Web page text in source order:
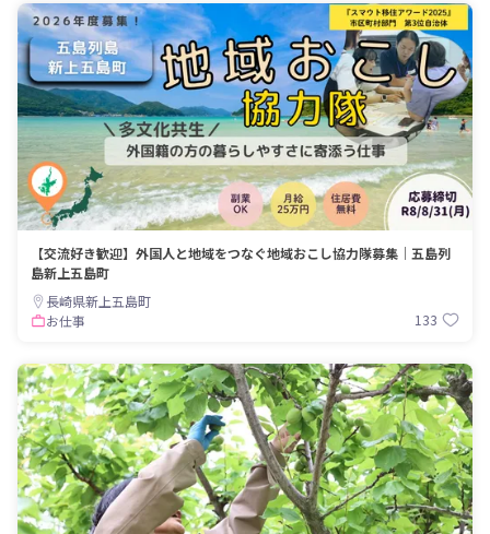
【交流好き歓迎】外国人と地域をつなぐ地域おこし協力隊募集｜五島列
島新上五島町
長崎県新上五島町
お仕事
133